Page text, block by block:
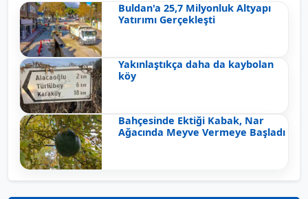
Buldan'a 25,7 Milyonluk Altyapı
Yatırımı Gerçekleşti
Yakınlaştıkça daha da kaybolan
köy
Bahçesinde Ektiği Kabak, Nar
Ağacında Meyve Vermeye Başladı